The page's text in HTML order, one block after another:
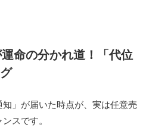
命の分かれ道！「代位
」が届いた時点が、実は任意売
スです。